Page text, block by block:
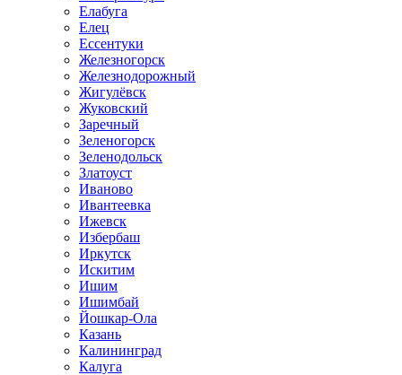
Елабуга
Елец
Ессентуки
Железногорск
Железнодорожный
Жигулёвск
Жуковский
Заречный
Зеленогорск
Зеленодольск
Златоуст
Иваново
Ивантеевка
Ижевск
Избербаш
Иркутск
Искитим
Ишим
Ишимбай
Йошкар-Ола
Казань
Калининград
Калуга